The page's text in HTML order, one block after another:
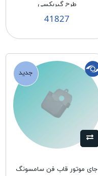
طرح گيربكسی
41827
جدید
جای موتور قاب فن سامسونگ